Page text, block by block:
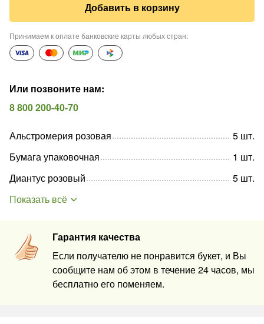
Добавить в корзину
Принимаем к оплате банковские карты любых стран:
Или позвоните нам:
8 800 200-40-70
Гарантия качества
Если получателю не понравится букет, и Вы
сообщите нам об этом в течение 24 часов, мы
бесплатно его поменяем.
Альстромерия розовая 5 шт.
Бумага упаковочная
1 шт.
Диантус розовый
5 шт.
Показать всё